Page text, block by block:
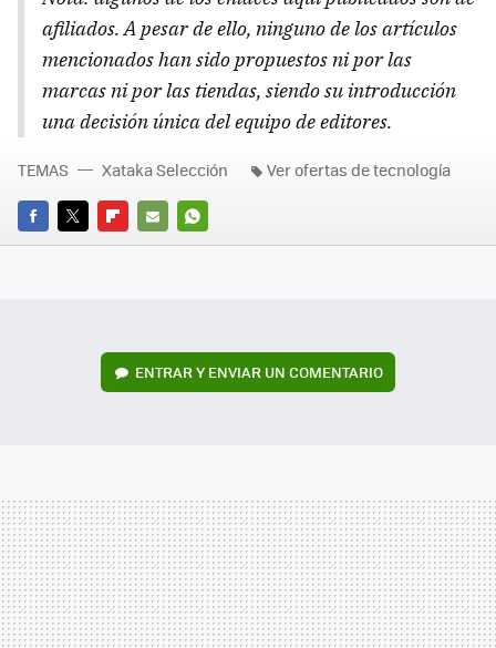
afiliados. A pesar de ello, ninguno de los artículos
mencionados han sido propuestos ni por las
marcas ni por las tiendas, siendo su introducción
una decisión única del equipo de editores.
FACEBOOK
TWITTERFLIPBOARD
E-
WHATSAPP
TEMAS Xataka Selección Ver ofertas de tecnología
ENTRAR Y ENVIAR UN COMENTARIO